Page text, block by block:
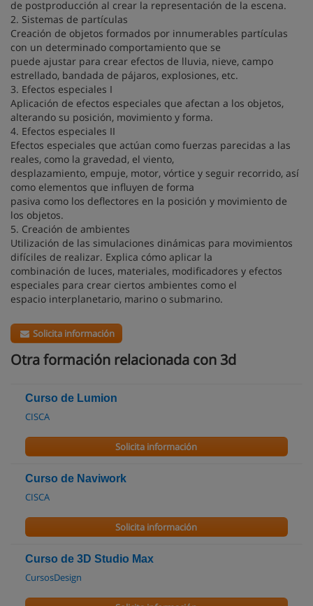
de postproducción al crear la representación de la escena.
2. Sistemas de partículas
Creación de objetos formados por innumerables partículas
con un determinado comportamiento que se
puede ajustar para crear efectos de lluvia, nieve, campo
estrellado, bandada de pájaros, explosiones, etc.
3. Efectos especiales I
Aplicación de efectos especiales que afectan a los objetos,
alterando su posición, movimiento y forma.
4. Efectos especiales II
Efectos especiales que actúan como fuerzas parecidas a las
reales, como la gravedad, el viento,
desplazamiento, empuje, motor, vórtice y seguir recorrido, así
como elementos que influyen de forma
pasiva como los deflectores en la posición y movimiento de
los objetos.
5. Creación de ambientes
Utilización de las simulaciones dinámicas para movimientos
difíciles de realizar. Explica cómo aplicar la
combinación de luces, materiales, modificadores y efectos
especiales para crear ciertos ambientes como el
espacio interplanetario, marino o submarino.
Solicita información
Otra formación relacionada con 3d
Curso de Lumion
CISCA
Solicita información
Curso de Naviwork
CISCA
Solicita información
Curso de 3D Studio Max
CursosDesign